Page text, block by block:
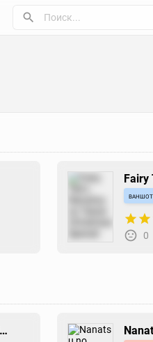
Fairy
ваншот
0